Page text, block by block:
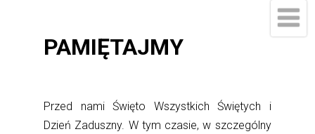
PAMIĘTAJMY
Przed nami Święto Wszystkich Świętych i
Dzień Zaduszny. W tym czasie, w szczególny